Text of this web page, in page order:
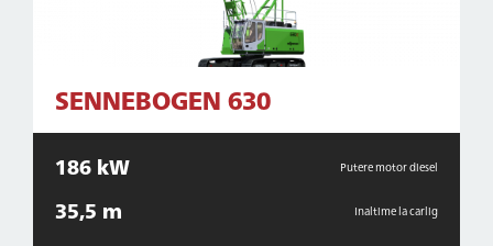
SENNEBOGEN 630
186 kW Putere motor diesel
35,5 m Inaltime la carlig